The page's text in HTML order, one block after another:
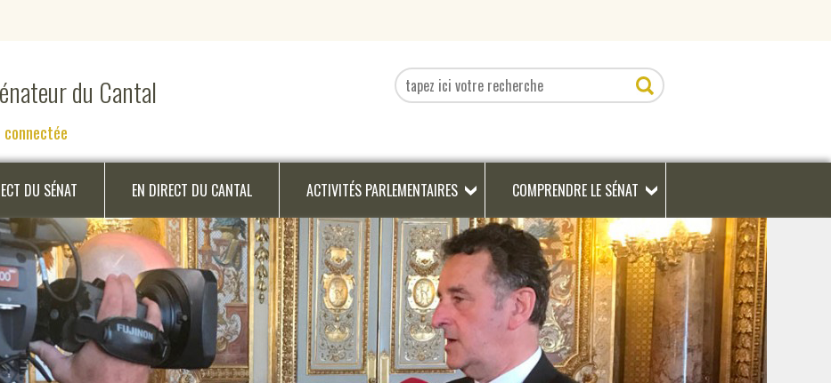
du Cantal
DU SÉNAT EN DIRECT DU CANTAL ACTIVITÉS PARLEMENTAIRES COMPRENDRE LE SÉNAT